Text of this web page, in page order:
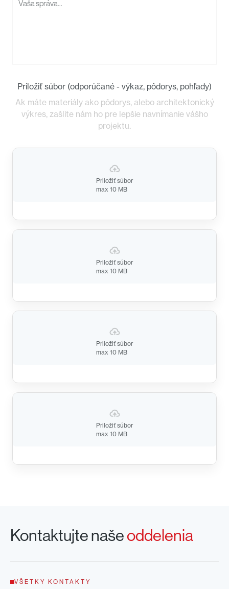
Priložiť súbor (odporúčané - výkaz, pôdorys, pohľady)
Ak máte materiály ako pôdorys, alebo architektonický
výkres, zašlite nám ho pre lepšie navnímanie vášho
projektu.
Priložiť súbor
max 10 MB
Priložiť súbor
max 10 MB
Priložiť súbor
max 10 MB
Priložiť súbor
max 10 MB
Kontaktujte našeoddelenia
VŠETKY KONTAKTY